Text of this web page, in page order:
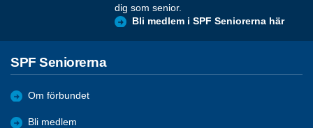
dig som senior.
Bli medlem i SPF Seniorerna här
SPF Seniorerna
Om förbundet
Bli medlem